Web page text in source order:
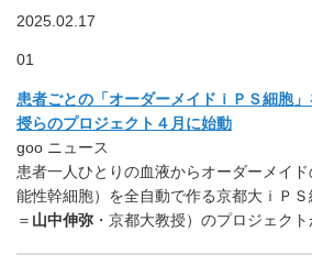
2025.02.17
01
患者ごとの「オーダーメイドｉＰＳ細胞
授らのプロジェクト４月に始動
goo ニュース
患者一人ひとりの血液からオーダーメイ
能性幹細胞）を全自動で作る京都大ｉＰ
＝ 山中伸弥 ・京都大教授）のプロジェクト